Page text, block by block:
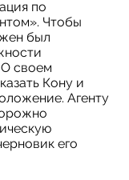
по
Чтобы
был
О своем
Кону и
Агенту
его